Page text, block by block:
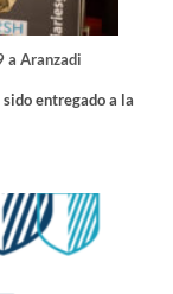
a Aranzadi
entregado a la